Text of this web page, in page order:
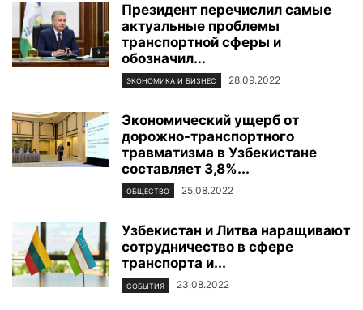
Президент перечислил самые
актуальные проблемы
транспортной сферы и
обозначил...
ЭКОНОМИКА И БИЗНЕС 28.09.2022
Экономический ущерб от
дорожно-транспортного
травматизма в Узбекистане
составляет 3,8%...
ОБЩЕСТВО 25.08.2022
Узбекистан и Литва наращивают
сотрудничество в сфере
транспорта и...
СОБЫТИЯ 23.08.2022